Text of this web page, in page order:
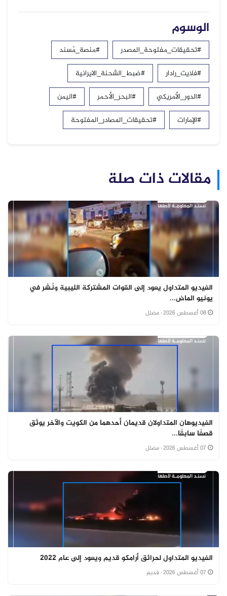
الوسوم
#تحقيقات_مفتوحة_المصدر
#منصة_مُسند
#فلايت_رادار
#ضبط_الشحنة_الايرانية
#الدور_الأمريكي
#البحر_الأحمر
#اليمن
#الإمارات
#تحقيقات_المصادر_المفتوحة
مقالات ذات صلة
الفيديو المتداول يعود إلى القوات المشتركة الليبية ونُشر في
يونيو الماض...
· مضلل
الفيديوهان المتداولان قديمان أحدهما من الكويت والآخر يوثق
قصفًا سابقًا...
· مضلل
الفيديو المتداول لحرائق أرامكو قديم ويعود إلى عام 2022
· قديم